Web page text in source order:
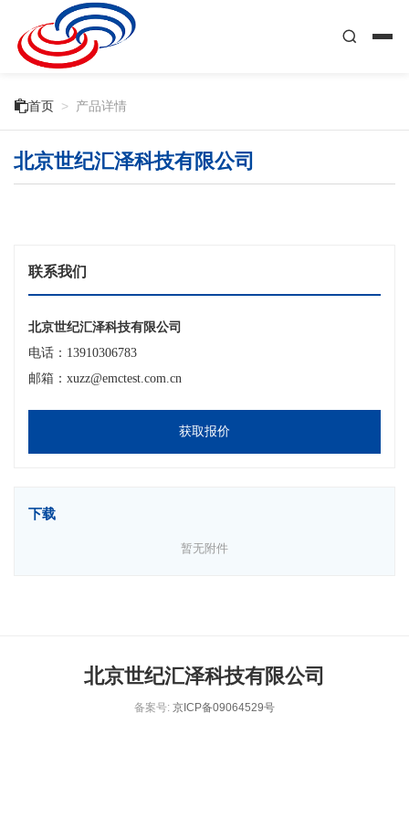
首页 > 产品详情
北京世纪汇泽科技有限公司
联系我们
北京世纪汇泽科技有限公司
电话：13910306783
邮箱：xuzz@emctest.com.cn
获取报价
下载
暂无附件
北京世纪汇泽科技有限公司
备案号: 京ICP备09064529号